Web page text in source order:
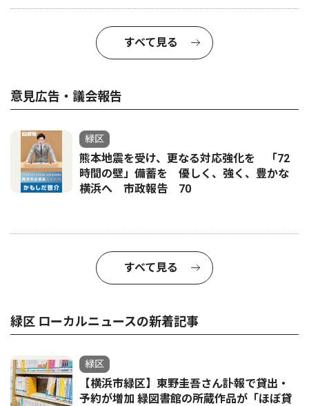
すべて見る
意見広告・議会報告
緑区
熊本地震を受け、更なる対応強化を 「72
時間の壁」備蓄を 優しく、強く、豊かな
横浜へ 市政報告 70
すべて見る
緑区 ローカルニュースの新着記事
緑区
【横浜市緑区】東野圭吾さん訃報で貸出・
予約が増加 緑図書館の所蔵作品が「ほぼ貸